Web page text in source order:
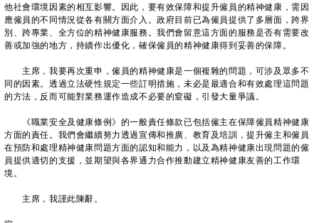
他社會環境因素的相互影響。因此，要有效保障和提升僱員的精神健康，需因
應僱員的不同情況從各有關方面介入。政府目前已為僱員提供了多層面，跨界
別、跨專業、全方位的精神健康服務。我們會留意這方面的服務是否有需要改
善或加強的地方，持續作出優化，確保僱員的精神健康得到妥善的保障。
主席，我要再次重申，僱員的精神健康是一個複雜的問題，可涉及眾多不
同的因素。透過立法硬性規定一些訂明措施，未必是最適合和有效處理這問題
的方法，反而可能對業務運作造成不必要的窒礙，引發大量爭議。
《職業安全及健康條例》的一般責任條款已包括僱主在保障僱員精神健康
方面的責任。我們會繼續努力透過宣傳和推廣、教育及培訓，提升僱主和僱員
在預防和處理精神健康問題方面的認知和能力，以及為精神健康出現問題的僱
員提供適切的支援，並期望與各界通力合作推動建立精神健康友善的工作環
境。
主席，我謹此陳辭。